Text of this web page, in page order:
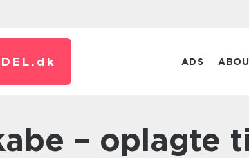
dk ADS